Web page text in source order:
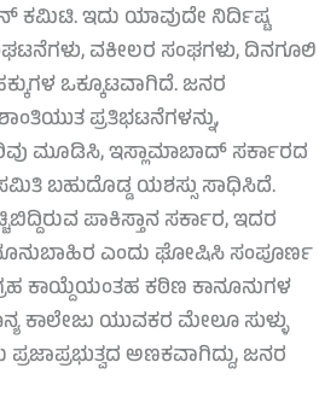
ಕಮಿಟಿ. ಇದು ಯಾವುದೇ ನಿರ್ದಿಷ್ಟ
ವಕೀಲರ ಸಂಘಗಳು, ದಿನಗೂಲಿ
ಒಕ್ಕೂಟವಾಗಿದೆ. ಜನರ
ಪ್ರತಿಭಟನೆಗಳನ್ನು,
ಮೂಡಿಸಿ, ಇಸ್ಲಾಮಾಬಾದ್ ಸರ್ಕಾರದ
ಬಹುದೊಡ್ಡ ಯಶಸ್ಸು ಸಾಧಿಸಿದೆ.
ಪಾಕಿಸ್ತಾನ ಸರ್ಕಾರ, ಇದರ
ಎಂದು ಘೋಷಿಸಿ ಸಂಪೂರ್ಣ
ಕಾಯ್ದೆಯಂತಹ ಕಠಿಣ ಕಾನೂನುಗಳ
ಕಾಲೇಜು ಯುವಕರ ಮೇಲೂ ಸುಳ್ಳು
ಅಣಕವಾಗಿದ್ದು, ಜನರ